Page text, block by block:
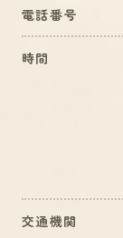
電話番号
時間
交通機関